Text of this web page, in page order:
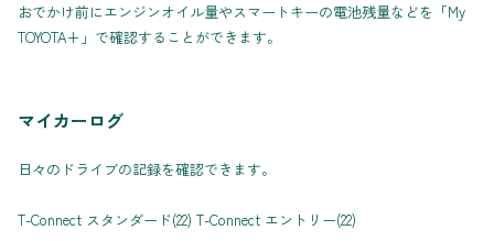
おでかけ前にエンジンオイル量やスマートキーの電池残量などを「My
TOYOTA+」で確認することができます。
マイカーログ
日々のドライブの記録を確認できます。
T-Connect スタンダード(22) T-Connect エントリー(22)